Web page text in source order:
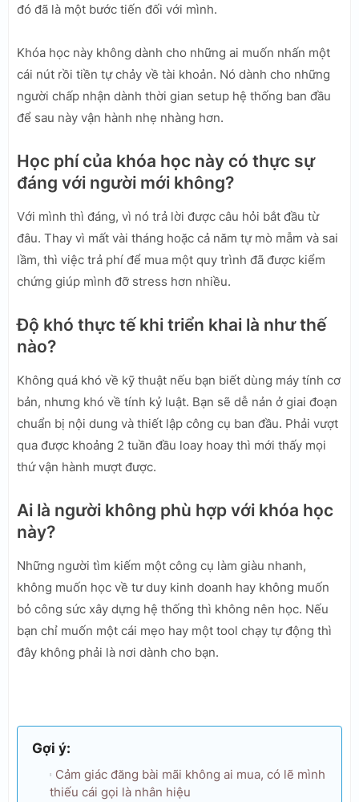
đó đã là một bước tiến đối với mình.
Khóa học này không dành cho những ai muốn nhấn một
cái nút rồi tiền tự chảy về tài khoản. Nó dành cho những
người chấp nhận dành thời gian setup hệ thống ban đầu
để sau này vận hành nhẹ nhàng hơn.
Học phí của khóa học này có thực sự
đáng với người mới không?
Với mình thì đáng, vì nó trả lời được câu hỏi bắt đầu từ
đâu. Thay vì mất vài tháng hoặc cả năm tự mò mẫm và sai
lầm, thì việc trả phí để mua một quy trình đã được kiểm
chứng giúp mình đỡ stress hơn nhiều.
Độ khó thực tế khi triển khai là như thế
nào?
Không quá khó về kỹ thuật nếu bạn biết dùng máy tính cơ
bản, nhưng khó về tính kỷ luật. Bạn sẽ dễ nản ở giai đoạn
chuẩn bị nội dung và thiết lập công cụ ban đầu. Phải vượt
qua được khoảng 2 tuần đầu loay hoay thì mới thấy mọi
thứ vận hành mượt được.
Ai là người không phù hợp với khóa học
này?
Những người tìm kiếm một công cụ làm giàu nhanh,
không muốn học về tư duy kinh doanh hay không muốn
bỏ công sức xây dựng hệ thống thì không nên học. Nếu
bạn chỉ muốn một cái mẹo hay một tool chạy tự động thì
đây không phải là nơi dành cho bạn.
Gợi ý:
Cảm giác đăng bài mãi không ai mua, có lẽ mình
thiếu cái gọi là nhân hiệu